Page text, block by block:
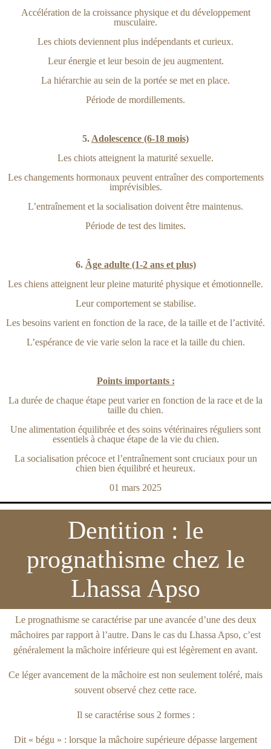
Accélération de la croissance physique et du développement
musculaire.
Les chiots deviennent plus indépendants et curieux.
Leur énergie et leur besoin de jeu augmentent.
La hiérarchie au sein de la portée se met en place.
Période de mordillements.
5. Adolescence (6-18 mois)
Les chiots atteignent la maturité sexuelle.
Les changements hormonaux peuvent entraîner des comportements
imprévisibles.
L’entraînement et la socialisation doivent être maintenus.
Période de test des limites.
6. Âge adulte (1-2 ans et plus)
Les chiens atteignent leur pleine maturité physique et émotionnelle.
Leur comportement se stabilise.
Les besoins varient en fonction de la race, de la taille et de l’activité.
L’espérance de vie varie selon la race et la taille du chien.
Points importants :
La durée de chaque étape peut varier en fonction de la race et de la
taille du chien.
Une alimentation équilibrée et des soins vétérinaires réguliers sont
essentiels à chaque étape de la vie du chien.
La socialisation précoce et l’entraînement sont cruciaux pour un
chien bien équilibré et heureux.
01 mars 2025
Dentition : le
prognathisme chez le
Lhassa Apso
Le prognathisme se caractérise par une avancée d’une des deux
mâchoires par rapport à l’autre. Dans le cas du Lhassa Apso, c’est
généralement la mâchoire inférieure qui est légèrement en avant.
Ce léger avancement de la mâchoire est non seulement toléré, mais
souvent observé chez cette race.
Il se caractérise sous 2 formes :
Dit « bégu » : lorsque la mâchoire supérieure dépasse largement